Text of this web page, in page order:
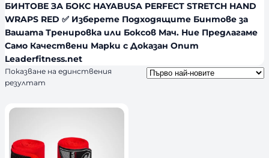
ч
н
о
т
БИНТОВЕ ЗА БОКС HAYABUSA PERFECT STRETCH HAND
WRAPS RED ✅ Изберете Подходящите Бинтове за
Вашата Тренировка или Боксов Мач. Ние Предлагаме
Само Качествени Марки с Доказан Опит
Leaderfitness.net
Показване на единствения
резултат